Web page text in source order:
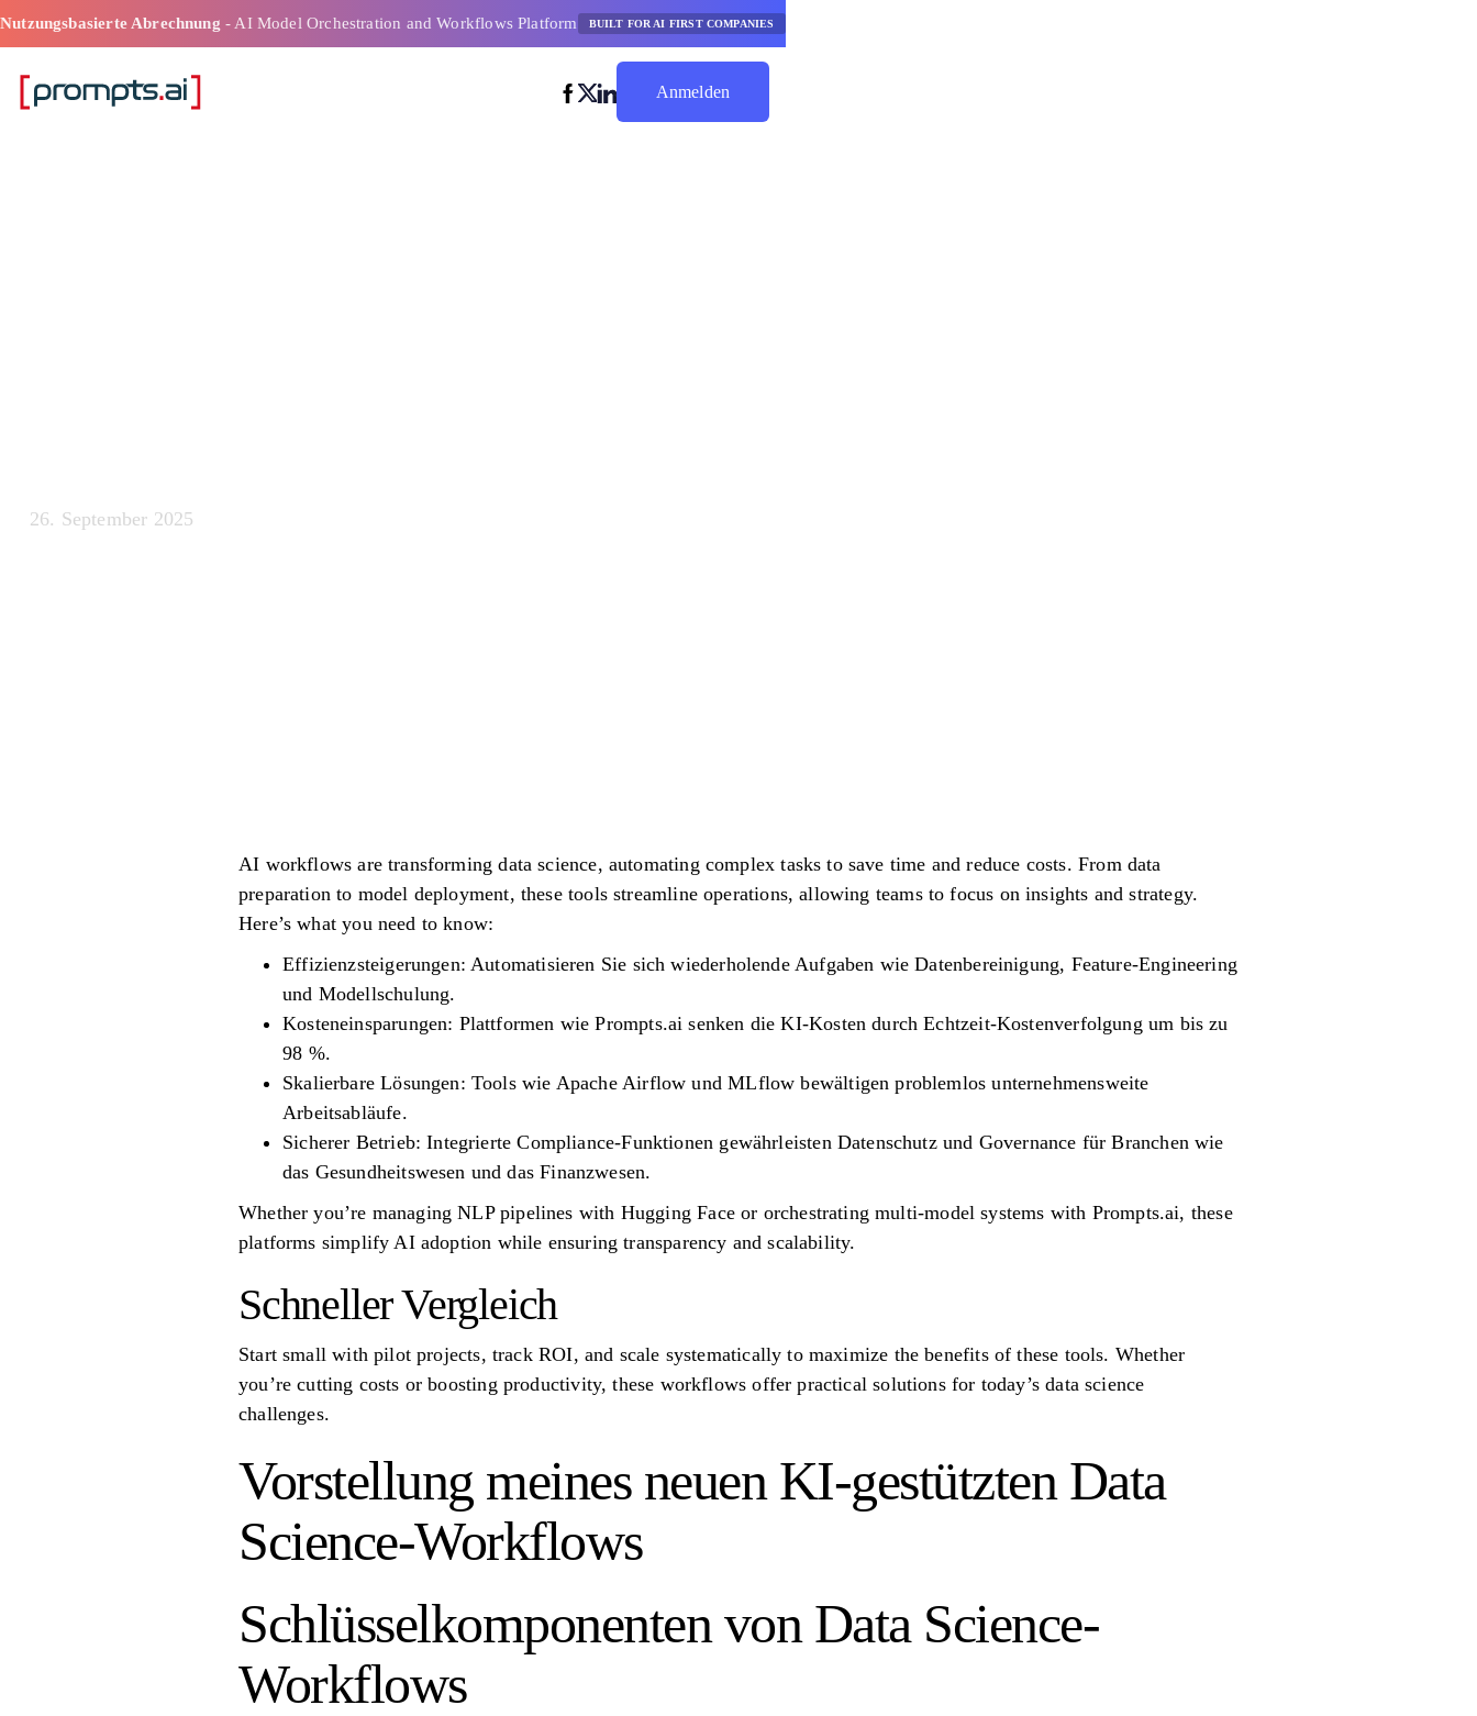
Nutzungsbasierte Abrechnung - AI Model Orchestration and Workflows Platform BUILT FOR AI FIRST COMPANIES
Anmelden
26. September 2025
AI workflows are transforming data science, automating complex tasks to save time and reduce costs. From data
preparation to model deployment, these tools streamline operations, allowing teams to focus on insights and strategy.
Here’s what you need to know:
Effizienzsteigerungen: Automatisieren Sie sich wiederholende Aufgaben wie Datenbereinigung, Feature-Engineering
und Modellschulung.
Kosteneinsparungen: Plattformen wie Prompts.ai senken die KI-Kosten durch Echtzeit-Kostenverfolgung um bis zu
98 %.
Skalierbare Lösungen: Tools wie Apache Airflow und MLflow bewältigen problemlos unternehmensweite
Arbeitsabläufe.
Sicherer Betrieb: Integrierte Compliance-Funktionen gewährleisten Datenschutz und Governance für Branchen wie
das Gesundheitswesen und das Finanzwesen.
Whether you’re managing NLP pipelines with Hugging Face or orchestrating multi-model systems with Prompts.ai, these
platforms simplify AI adoption while ensuring transparency and scalability.
Schneller Vergleich
Start small with pilot projects, track ROI, and scale systematically to maximize the benefits of these tools. Whether
you’re cutting costs or boosting productivity, these workflows offer practical solutions for today’s data science
challenges.
Vorstellung meines neuen KI-gestützten Data
Science-Workflows
Schlüsselkomponenten von Data Science-
Workflows